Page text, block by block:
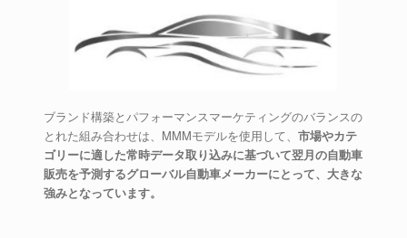
ブランド構築とパフォーマンスマーケティングのバランスの
とれた組み合わせは、MMMモデルを使用して、市場やカテ
ゴリーに適した常時データ取り込みに基づいて翌月の自動車
販売を予測するグローバル自動車メーカーにとって、大きな
強みとなっています。